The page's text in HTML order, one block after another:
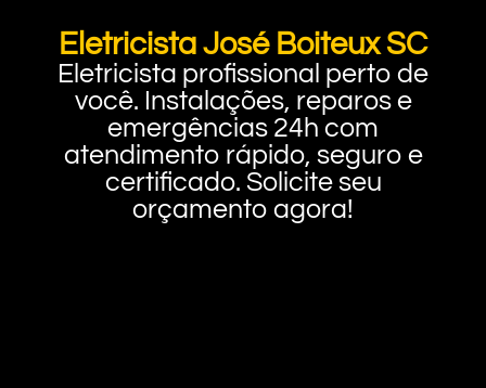
Eletricista José Boiteux SC
Eletricista profissional perto de
você. Instalações, reparos e
emergências 24h com
atendimento rápido, seguro e
certificado. Solicite seu
orçamento agora!